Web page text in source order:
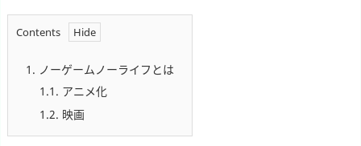
Contents
1. ノーゲームノーライフとは
1.1. アニメ化
1.2. 映画